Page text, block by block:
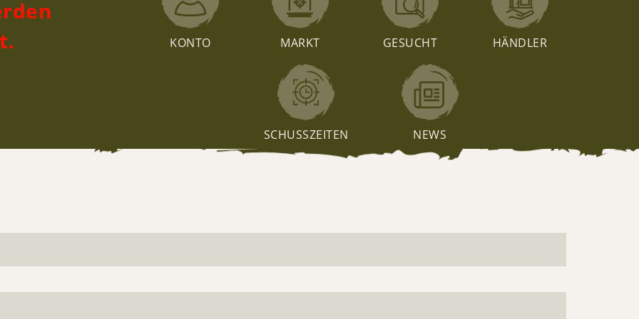
KONTO MARKT GESUCHT HÄNDLER
SCHUSSZEITEN NEWS